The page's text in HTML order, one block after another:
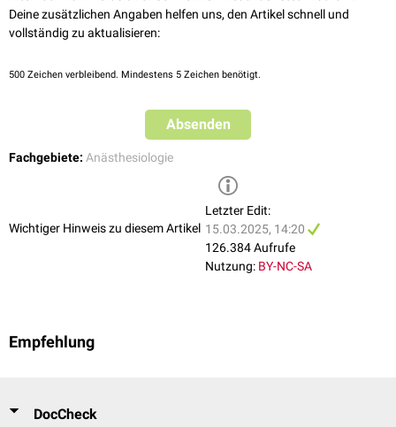
RückenmarkinsGehirngelangt.
Amputation herrschenden Schmerz.
Medikamenten und/oder physikalischen Behandlungen zu erstellen.
Letztendlich gibt es bis heute keinen einheitlichen Therapieansatz zur
Optionen sind:
Psychosomatische Therapie
Alternative Heilverfahren
Ein interessanter Therapieansatz ist darüber hinaus die
verlorenen Extremität mittels Virtual Reality (VR).
Deine zusätzlichen Angaben helfen uns, den Artikel schnell und
vollständig zu aktualisieren:
500 Zeichen verbleibend. Mindestens 5 Zeichen benötigt.
Absenden
Fachgebiete: Anästhesiologie
Wichtiger Hinweis zu diesem Artikel
Letzter Edit:
15.03.2025, 14:20
126.384 Aufrufe
Nutzung: BY-NC-SA
Empfehlung
DocCheck